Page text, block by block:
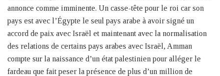
annonce comme imminente. Un casse-tête pour le roi car son
pays est avec l’Égypte le seul pays arabe à avoir signé un
accord de paix avec Israël et maintenant avec la normalisation
des relations de certains pays arabes avec Israël, Amman
compte sur la naissance d’un état palestinien pour alléger le
fardeau que fait peser la présence de plus d’un million de